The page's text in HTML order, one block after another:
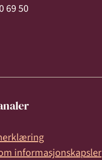
69 50
informasjonskapsler